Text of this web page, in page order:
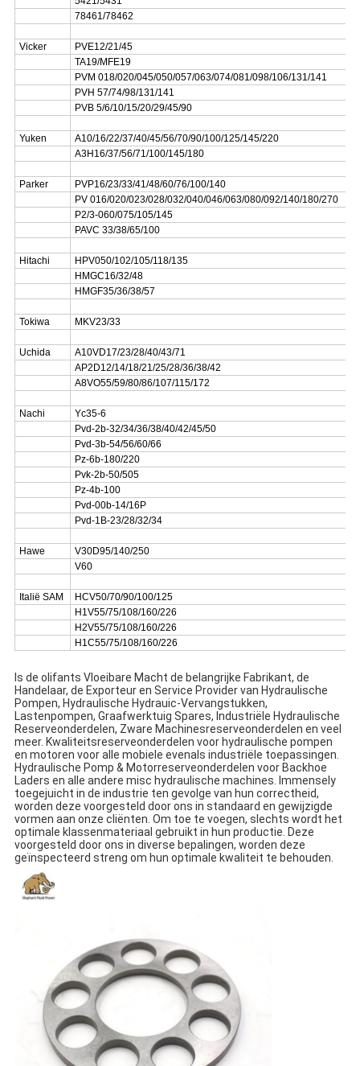
78461/78462
Vicker
PVE12/21/45
TA19/MFE19
PVM 018/020/045/050/057/063/074/081/098/106/131/141
PVH 57/74/98/131/141
PVB 5/6/10/15/20/29/45/90
Yuken
A10/16/22/37/40/45/56/70/90/100/125/145/220
A3H16/37/56/71/100/145/180
Parker
PVP16/23/33/41/48/60/76/100/140
PV 016/020/023/028/032/040/046/063/080/092/140/180/270
P2/3-060/075/105/145
PAVC 33/38/65/100
Hitachi
HPV050/102/105/118/135
HMGC16/32/48
HMGF35/36/38/57
Tokiwa MKV23/33
Uchida
A10VD17/23/28/40/43/71
AP2D12/14/18/21/25/28/36/38/42
A8VO55/59/80/86/107/115/172
Nachi
Yc35-6
Pvd-2b-32/34/36/38/40/42/45/50
Pvd-3b-54/56/60/66
Pz-6b-180/220
Pvk-2b-50/505
Pz-4b-100
Pvd-00b-14/16P
Pvd-1B-23/28/32/34
Hawe
V30D95/140/250
V60
Italië SAM
HCV50/70/90/100/125
H1V55/75/108/160/226
H2V55/75/108/160/226
H1C55/75/108/160/226
Is de olifants Vloeibare Macht de belangrijke Fabrikant, de
Handelaar, de Exporteur en Service Provider van Hydraulische
Pompen, Hydraulische Hydrauic-Vervangstukken,
Lastenpompen, Graafwerktuig Spares, Industriële Hydraulische
Reserveonderdelen, Zware Machinesreserveonderdelen en veel
meer. Kwaliteitsreserveonderdelen voor hydraulische pompen
en motoren voor alle mobiele evenals industriële toepassingen.
Hydraulische Pomp & Motorreserveonderdelen voor Backhoe
Laders en alle andere misc hydraulische machines. Immensely
toegejuicht in de industrie ten gevolge van hun correctheid,
worden deze voorgesteld door ons in standaard en gewijzigde
vormen aan onze cliënten. Om toe te voegen, slechts wordt het
optimale klassenmateriaal gebruikt in hun productie. Deze
voorgesteld door ons in diverse bepalingen, worden deze
geïnspecteerd streng om hun optimale kwaliteit te behouden.